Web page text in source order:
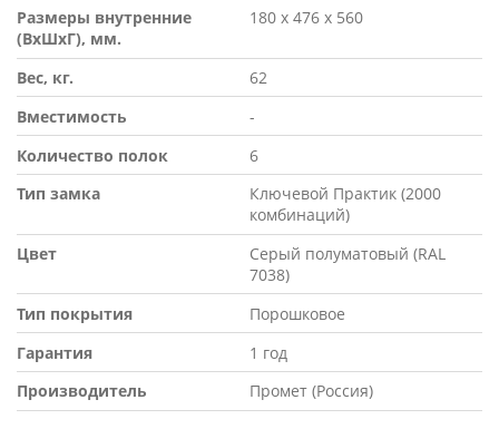
Размеры внутренние
(ВхШхГ), мм.
180 х 476 х 560
Вес, кг.
62
Вместимость
-
Количество полок
6
Тип замка
Ключевой Практик (2000
комбинаций)
Цвет
Серый полуматовый (RAL
7038)
Тип покрытия
Порошковое
Гарантия
1 год
Производитель
Промет (Россия)